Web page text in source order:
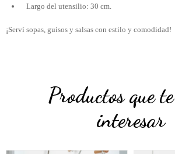
Largo del utensilio: 30 cm.
¡Serví sopas, guisos y salsas con estilo y comodidad!
Productos que
interesar